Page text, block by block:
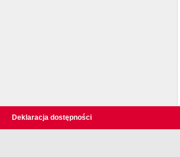
Deklaracja dostępności